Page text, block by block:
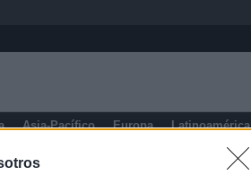
Asia-Pacífico Europa Latinoamérica